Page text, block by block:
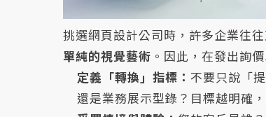
挑選網頁設計公司時，許多企業往
單純的視覺藝術 。因此，在發出詢
定義「轉換」指標：不要只說「
還是業務展示型錄？目標越明確